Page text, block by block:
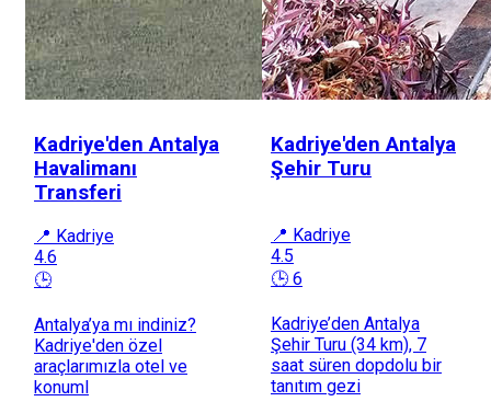
Kadriye'den Antalya
Havalimanı
Transferi
📍 Kadriye
4.6
🕒
Antalya’ya mı indiniz?
Kadriye'den özel
araçlarımızla otel ve
konuml
Kadriye'den Antalya
Şehir Turu
📍 Kadriye
4.5
🕒 6
Kadriye’den Antalya
Şehir Turu (34 km), 7
saat süren dopdolu bir
tanıtım gezi